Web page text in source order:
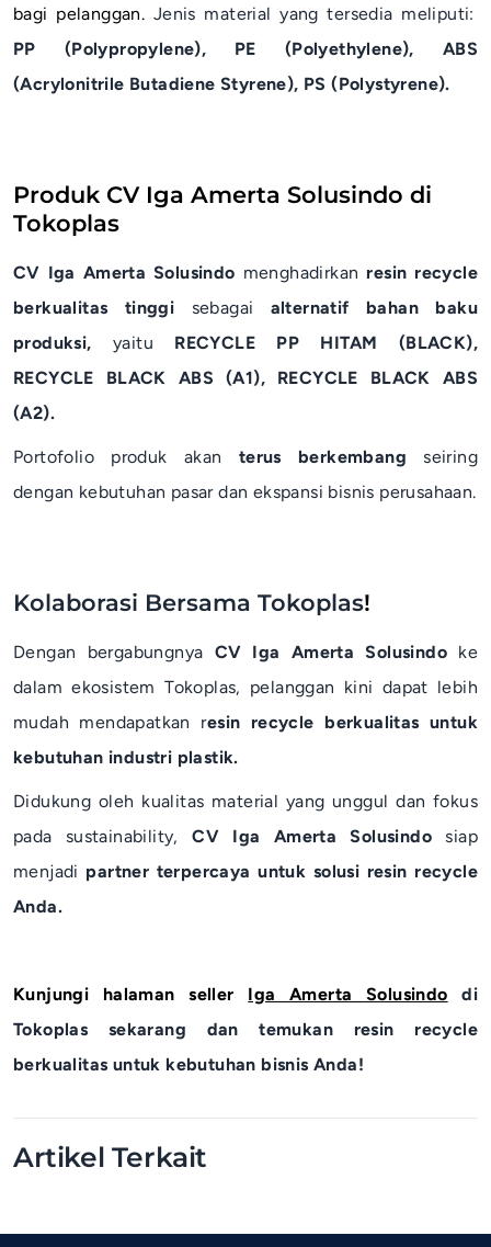
bagi pelanggan. Jenis material yang tersedia meliputi:
PP (Polypropylene), PE (Polyethylene), ABS
(Acrylonitrile Butadiene Styrene), PS (Polystyrene).
Produk CV Iga Amerta Solusindo di
Tokoplas
CV Iga Amerta Solusindo menghadirkan resin recycle
berkualitas tinggi sebagai alternatif bahan baku
produksi, yaitu RECYCLE PP HITAM (BLACK),
RECYCLE BLACK ABS (A1), RECYCLE BLACK ABS
(A2).
Portofolio produk akan terus berkembang seiring
dengan kebutuhan pasar dan ekspansi bisnis perusahaan.
Kolaborasi Bersama Tokoplas!
Dengan bergabungnya CV Iga Amerta Solusindo ke
dalam ekosistem Tokoplas, pelanggan kini dapat lebih
mudah mendapatkan resin recycle berkualitas untuk
kebutuhan industri plastik.
Didukung oleh kualitas material yang unggul dan fokus
pada sustainability,CV Iga Amerta Solusindo siap
menjadi partner terpercaya untuk solusi resin recycle
Anda.
Kunjungi halaman seller Iga Amerta Solusindo di
Tokoplas sekarang dan temukan resin recycle
berkualitas untuk kebutuhan bisnis Anda!
Artikel Terkait